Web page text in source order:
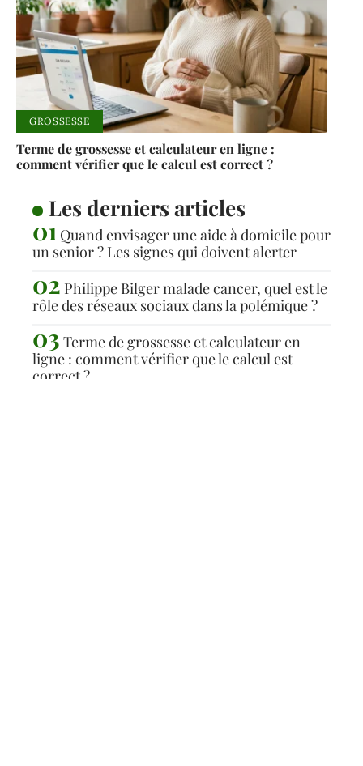
GROSSESSE
Terme de grossesse et calculateur en ligne :
comment vérifier que le calcul est correct ?
Les derniers articles
Quand envisager une aide à domicile pour
un senior ? Les signes qui doivent alerter
Philippe Bilger malade cancer, quel est le
rôle des réseaux sociaux dans la polémique ?
Terme de grossesse et calculateur en
ligne : comment vérifier que le calcul est
correct ?